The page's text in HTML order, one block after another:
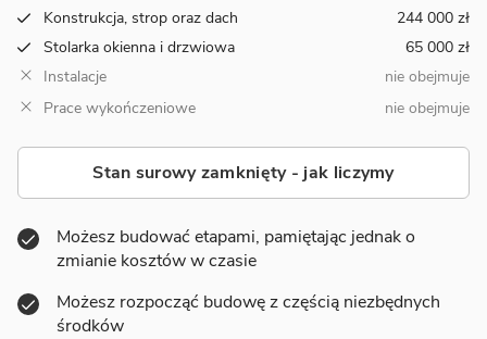
Konstrukcja, strop oraz dach
244 000 zł
Stolarka okienna i drzwiowa
65 000 zł
Instalacje
nie obejmuje
Prace wykończeniowe
nie obejmuje
Stan surowy zamknięty - jak liczymy
Możesz budować etapami, pamiętając jednak o
zmianie kosztów w czasie
Możesz rozpocząć budowę z częścią niezbędnych
środków